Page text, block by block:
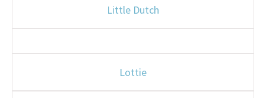
Little Dutch
Lottie